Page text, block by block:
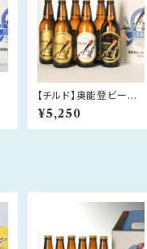
【チルド】奥能登ビール
500ml×6本セット
¥5,250